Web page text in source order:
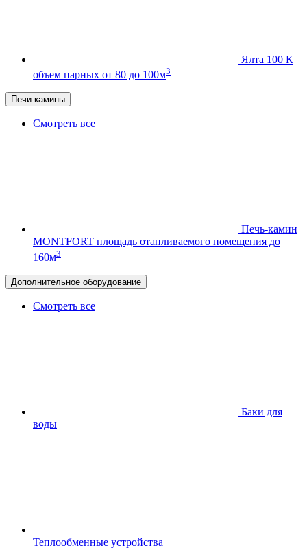
Ялта 100 К
объем парных от 80 до 100м3
Печи-камины
Смотреть все
Печь-камин
MONTFORT площадь отапливаемого помещения до
160м3
Дополнительное оборудование
Смотреть все
Баки для
воды
Теплообменные устройства